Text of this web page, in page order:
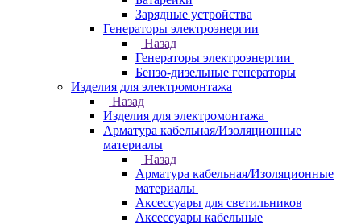
Зарядные устройства
Генераторы электроэнергии
Назад
Генераторы электроэнергии
Бензо-дизельные генераторы
Изделия для электромонтажа
Назад
Изделия для электромонтажа
Арматура кабельная/Изоляционные
материалы
Назад
Арматура кабельная/Изоляционные
материалы
Аксессуары для светильников
Аксессуары кабельные